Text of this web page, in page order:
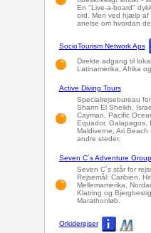
En "Live-a-board"
ord. Men ved hjælp af
anelse om hvordan
SocioTourism Network Aps
Direkte adgang til
Latinamerika, Afrika
Active Diving Tours
Specialrejsebureau
Sharm El Sheikh,
Cayman, Pacific
Equador,
Maldiverne, Ari
andre steder.
Seven C´s Adventure Group
Seven C´s står for
Rejsemål: Caribien,
Mellemamerika,
Klatring og
Marathonløb.
Orkiderejser